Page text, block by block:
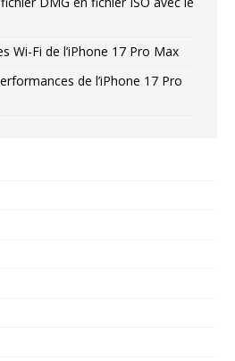
Wi-Fi de l’iPhone 17 Pro Max
de l’iPhone 17 Pro